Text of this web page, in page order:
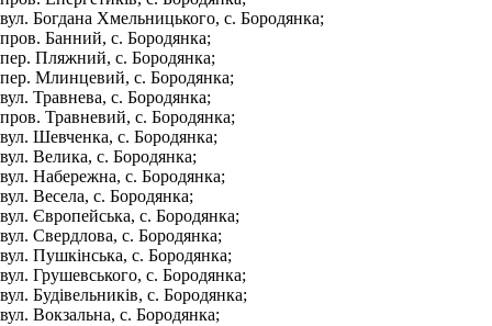
вул. Богдана Хмельницького, с. Бородянка;
пров. Банний, с. Бородянка;
пер. Пляжний, с. Бородянка;
пер. Млинцевий, с. Бородянка;
вул. Травнева, с. Бородянка;
пров. Травневий, с. Бородянка;
вул. Шевченка, с. Бородянка;
вул. Велика, с. Бородянка;
вул. Набережна, с. Бородянка;
вул. Весела, с. Бородянка;
вул. Європейська, с. Бородянка;
вул. Свердлова, с. Бородянка;
вул. Пушкінська, с. Бородянка;
вул. Грушевського, с. Бородянка;
вул. Будівельників, с. Бородянка;
вул. Вокзальна, с. Бородянка;